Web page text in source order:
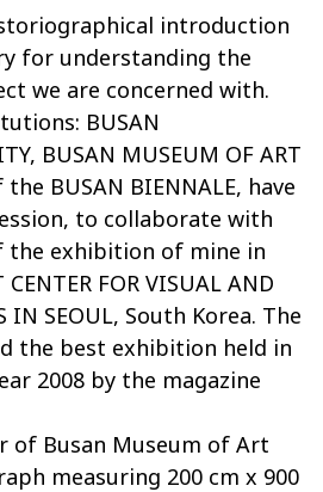
introduction
for understanding the
we are concerned with.
BUSAN
BUSAN MUSEUM OF ART
BUSAN BIENNALE, have
to collaborate with
the exhibition of mine in
FOR VISUAL AND
IN SEOUL, South Korea. The
the best exhibition held in
2008 by the magazine
of Busan Museum of Art
measuring 200 cm x 900